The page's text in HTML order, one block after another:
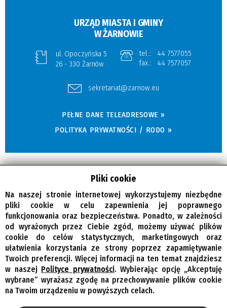
URZĄD MIASTA I GMINY
W ŻARNOWIE
ul. Opoczyńska 5
26 - 330 Żarnów
tel.:
44 7577055
fax.:
44 7577057
sekretariat@zarnow.eu
PEŁNE DANE TELEADRESOWE »
POLITYKA PRYWATNOŚCI / RODO »
© Wszelkie prawa zastrzeżone, Gmina Żarnów
Pliki cookie
Na naszej stronie internetowej wykorzystujemy niezbędne
pliki cookie w celu zapewnienia jej poprawnego
funkcjonowania oraz bezpieczeństwa. Ponadto, w zależności
od wyrażonych przez Ciebie zgód, możemy używać plików
cookie do celów statystycznych, marketingowych oraz
ułatwienia korzystania ze strony poprzez zapamiętywanie
Twoich preferencji. Więcej informacji na ten temat znajdziesz
w naszej Polityce prywatności. Wybierając opcję „Akceptuję
wybrane” wyrażasz zgodę na przechowywanie plików cookie
na Twoim urządzeniu w powyższych celach.